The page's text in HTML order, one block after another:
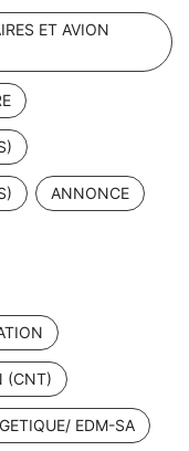
ET AVION
ANNONCE
(CNT)
EDM-SA